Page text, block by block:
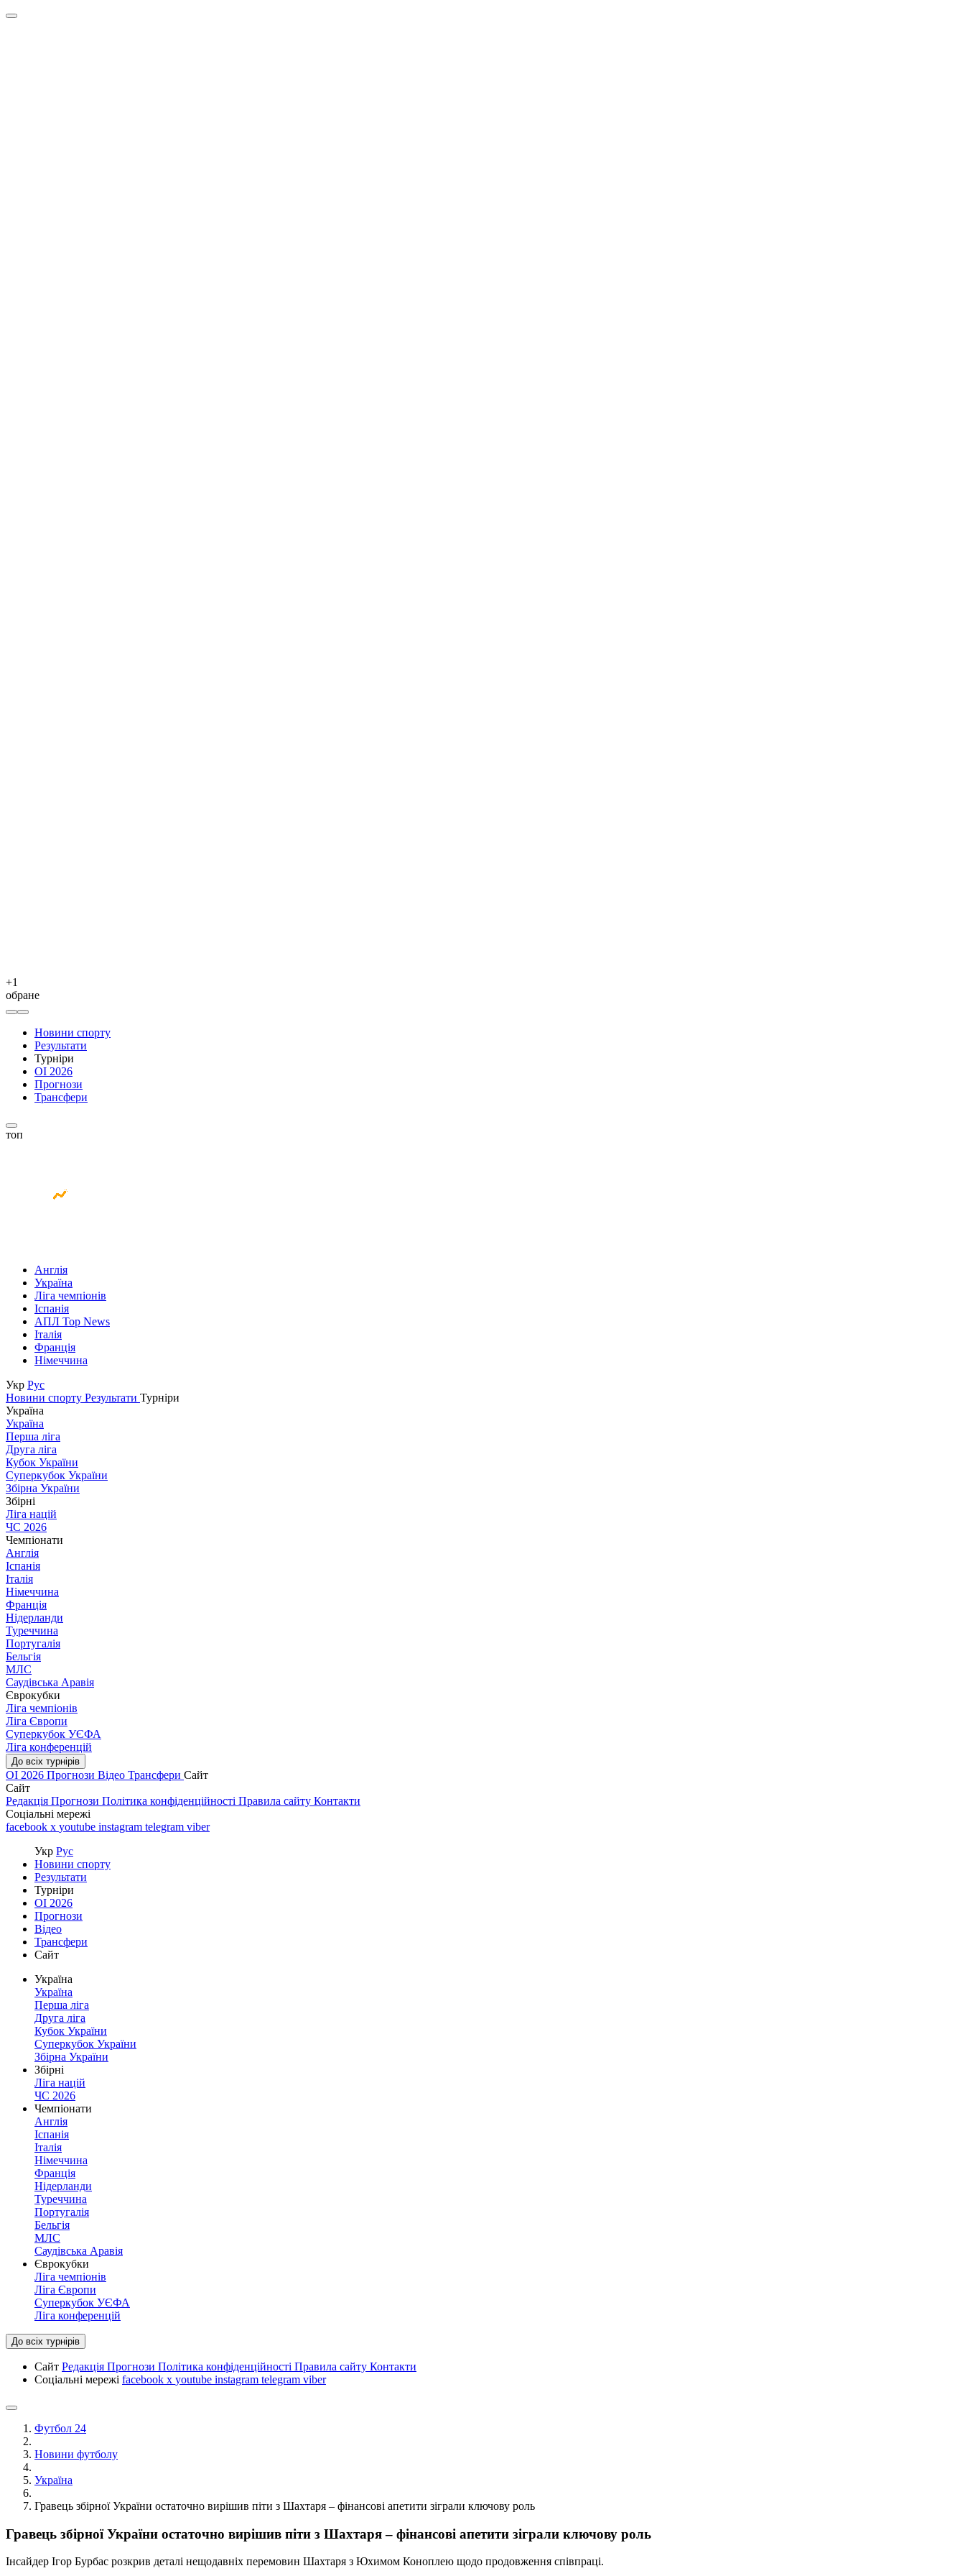
+1
обране
Новини спорту
Результати
Турніри
ОІ 2026
Прогнози
Трансфери
топ
Англія
Україна
Ліга чемпіонів
Іспанія
АПЛ Top News
Італія
Франція
Німеччина
Укр Рус
Новини спорту Результати Турніри
Україна
Україна
Перша ліга
Друга ліга
Кубок України
Суперкубок України
Збірна України
Збірні
Ліга націй
ЧС 2026
Чемпіонати
Англія
Іспанія
Італія
Німеччина
Франція
Нідерланди
Туреччина
Португалія
Бельгія
МЛС
Саудівська Аравія
Єврокубки
Ліга чемпіонів
Ліга Європи
Суперкубок УЄФА
Ліга конференцій
До всіх турнірів
ОІ 2026 Прогнози Відео Трансфери Сайт
Сайт
Редакція Прогнози Політика конфіденційності Правила сайту Контакти
Соціальні мережі
facebook x youtube instagram telegram viber
Укр Рус
Новини спорту
Результати
Турніри
ОІ 2026
Прогнози
Відео
Трансфери
Сайт
Україна
Україна
Перша ліга
Друга ліга
Кубок України
Суперкубок України
Збірна України
Збірні
Ліга націй
ЧС 2026
Чемпіонати
Англія
Іспанія
Італія
Німеччина
Франція
Нідерланди
Туреччина
Португалія
Бельгія
МЛС
Саудівська Аравія
Єврокубки
Ліга чемпіонів
Ліга Європи
Суперкубок УЄФА
Ліга конференцій
До всіх турнірів
Сайт Редакція Прогнози Політика конфіденційності Правила сайту Контакти
Соціальні мережі facebook x youtube instagram telegram viber
Футбол 24
Новини футболу
Україна
Гравець збірної України остаточно вирішив піти з Шахтаря – фінансові апетити зіграли ключову роль
Гравець збірної України остаточно вирішив піти з Шахтаря – фінансові апетити зіграли ключову роль
Інсайдер Ігор Бурбас розкрив деталі нещодавніх перемовин Шахтаря з Юхимом Коноплею щодо продовження співпраці.